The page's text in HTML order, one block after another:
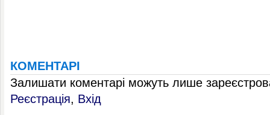
КОМЕНТАРІ
Залишати коментарі можуть лише
Реєстрація, Вхід